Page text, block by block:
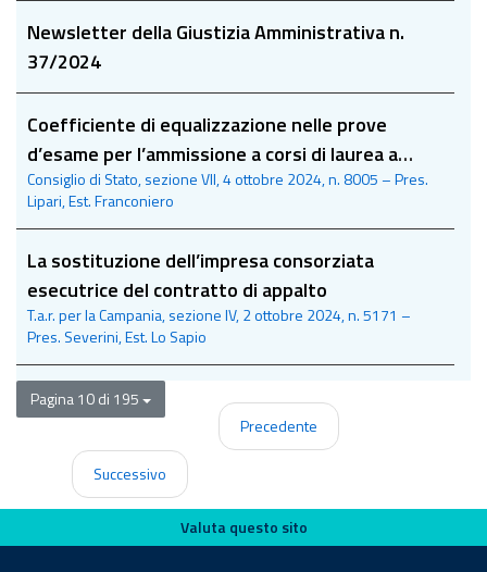
Newsletter della Giustizia Amministrativa n.
37/2024
Coefficiente di equalizzazione nelle prove
d’esame per l’ammissione a corsi di laurea a
numero programmato
Consiglio di Stato, sezione VII, 4 ottobre 2024, n. 8005 – Pres.
Lipari, Est. Franconiero
La sostituzione dell’impresa consorziata
esecutrice del contratto di appalto
T.a.r. per la Campania, sezione IV, 2 ottobre 2024, n. 5171 –
Pres. Severini, Est. Lo Sapio
Pagina 10 di 195
Precedente
Successivo
Valuta questo sito
Valuta questo sito